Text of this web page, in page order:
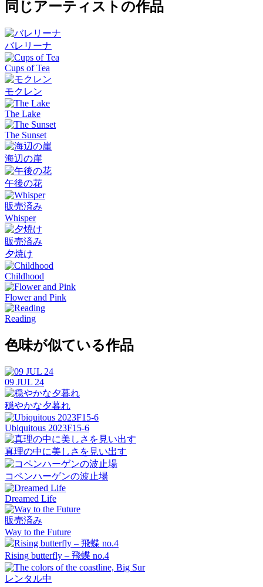
同じアーティストの作品
バレリーナ
Cups of Tea
モクレン
The Lake
The Sunset
海辺の崖
午後の花
販売済み
Whisper
販売済み
夕焼け
Childhood
Flower and Pink
Reading
色味が似ている作品
09 JUL 24
穏やかな夕暮れ
Ubiquitous 2023F15-6
真理の中に美しさを見い出す
コペンハーゲンの波止場
Dreamed Life
販売済み
Way to the Future
Rising butterfly – 飛蝶 no.4
レンタル中